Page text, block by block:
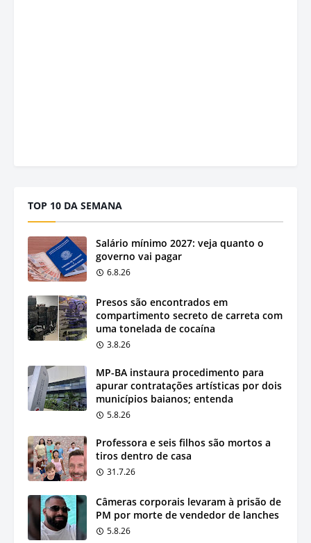
TOP 10 DA SEMANA
Salário mínimo 2027: veja quanto o
governo vai pagar
6.8.26
Presos são encontrados em
compartimento secreto de carreta com
uma tonelada de cocaína
3.8.26
MP-BA instaura procedimento para
apurar contratações artísticas por dois
municípios baianos; entenda
5.8.26
Professora e seis filhos são mortos a
tiros dentro de casa
31.7.26
Câmeras corporais levaram à prisão de
PM por morte de vendedor de lanches
5.8.26